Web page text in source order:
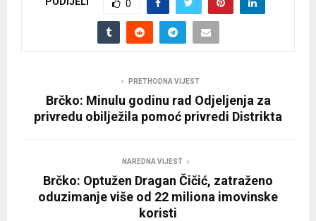
0
PRETHODNA VIJEST
Brčko: Minulu godinu rad Odjeljenja za
privredu obilježila pomoć privredi Distrikta
NAREDNA VIJEST
Brčko: Optužen Dragan Čičić, zatraženo
oduzimanje više od 22 miliona imovinske
koristi